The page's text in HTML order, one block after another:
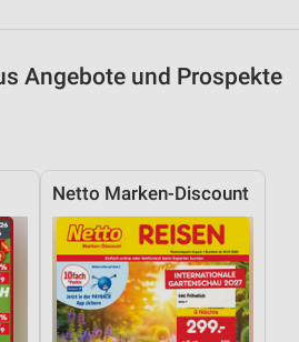
Angebote und Prospekte
Netto Marken-Discount
angeforderten